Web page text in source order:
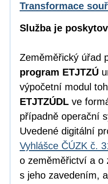
Transformace
Služba je
Zeměměřický úřad
program ETJTZÚ
výpočetní modul
ETJTZÚDL ve
případně operační
Uvedené digitální
Vyhlášce ČÚZK č.
o zeměměřictví a o
s jeho zavedením,